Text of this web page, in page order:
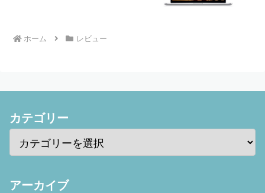
ホーム レビュー
カテゴリー
アーカイブ